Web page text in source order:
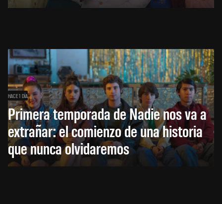
HACE 1 DÍA
Primera temporada de Nadie nos va a
extrañar: el comienzo de una historia
que nunca olvidaremos